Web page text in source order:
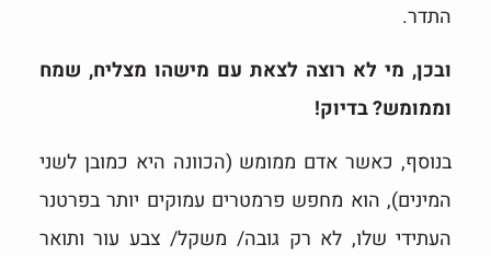
התדר.
ובכן, מי לא רוצה לצאת עם מישהו מצליח, שמח
וממומש? בדיוק!
בנוסף, כאשר אדם ממומש (הכוונה היא כמובן לשני
המינים), הוא מחפש פרמטרים עמוקים יותר בפרטנר
העתידי שלו, לא רק גובה/ משקל/ צבע עור ותואר